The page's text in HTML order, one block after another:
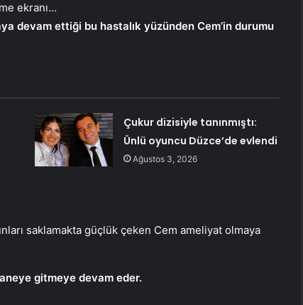
ekranı…
devam ettiği bu hastalık yüzünden Cem’in durumu
Çukur dizisiyle tanınmıştı:
Ünlü oyuncu Düzce’de evlendi
Ağustos 3, 2026
saklamakta güçlük çeken Cem ameliyat olmaya
gitmeye devam eder.